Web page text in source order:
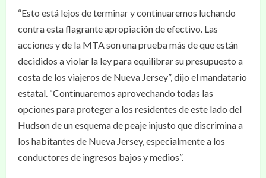
“Esto está lejos de terminar y continuaremos luchando
contra esta flagrante apropiación de efectivo. Las
acciones y de la MTA son una prueba más de que están
decididos a violar la ley para equilibrar su presupuesto a
costa de los viajeros de Nueva Jersey”, dijo el mandatario
estatal. “Continuaremos aprovechando todas las
opciones para proteger a los residentes de este lado del
Hudson de un esquema de peaje injusto que discrimina a
los habitantes de Nueva Jersey, especialmente a los
conductores de ingresos bajos y medios”.